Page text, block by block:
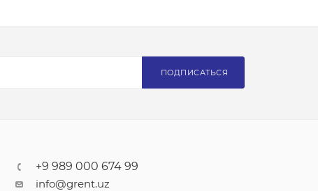
ПОДПИСАТЬСЯ
+9 989 000 674 99
info@grent.uz